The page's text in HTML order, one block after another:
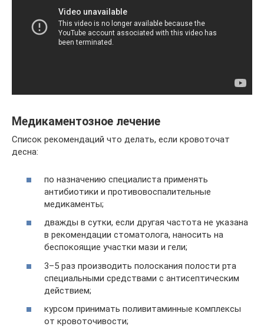
Медикаментозное лечение
Список рекомендаций что делать, если кровоточат
десна:
по назначению специалиста применять
антибиотики и противовоспалительные
медикаменты;
дважды в сутки, если другая частота не указана
в рекомендации стоматолога, наносить на
беспокоящие участки мази и гели;
3–5 раз производить полоскания полости рта
специальными средствами с антисептическим
действием;
курсом принимать поливитаминные комплексы
от кровоточивости;